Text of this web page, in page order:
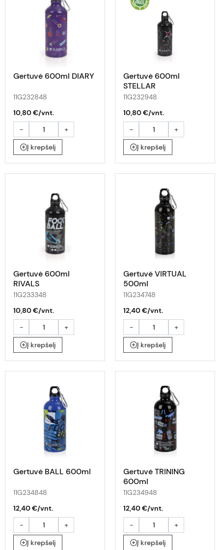
Gertuvė 600ml DIARY
11G232848
10,80 €/vnt.
-
+
Į krepšelį
Gertuvė 600ml
STELLAR
11G232948
10,80 €/vnt.
-
+
Į krepšelį
Gertuvė 600ml
RIVALS
11G233348
10,80 €/vnt.
-
+
Į krepšelį
Gertuvė VIRTUAL
500ml
11G234748
12,40 €/vnt.
-
+
Į krepšelį
Gertuvė BALL 600ml
11G234848
12,40 €/vnt.
-
+
Į krepšelį
Gertuvė TRINING
600ml
11G234948
12,40 €/vnt.
-
+
Į krepšelį